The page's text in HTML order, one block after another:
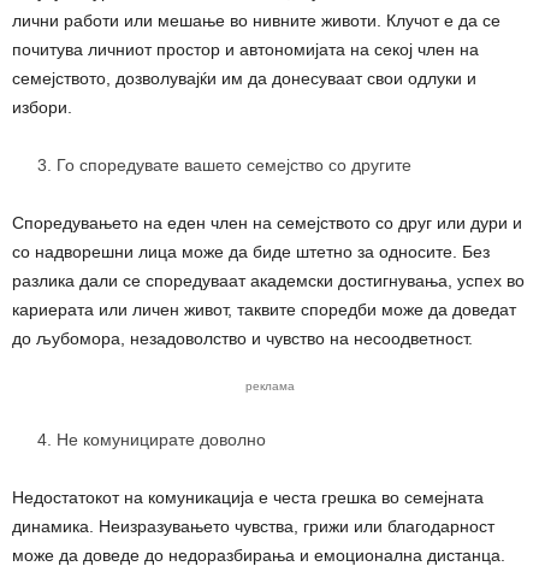
лични работи или мешање во нивните животи. Клучот е да се
почитува личниот простор и автономијата на секој член на
семејството, дозволувајќи им да донесуваат свои одлуки и
избори.
Го споредувате вашето семејство со другите
Споредувањето на еден член на семејството со друг или дури и
со надворешни лица може да биде штетно за односите. Без
разлика дали се споредуваат академски достигнувања, успех во
кариерата или личен живот, таквите споредби може да доведат
до љубомора, незадоволство и чувство на несоодветност.
реклама
Не комуницирате доволно
Недостатокот на комуникација е честа грешка во семејната
динамика. Неизразувањето чувства, грижи или благодарност
може да доведе до недоразбирања и емоционална дистанца.